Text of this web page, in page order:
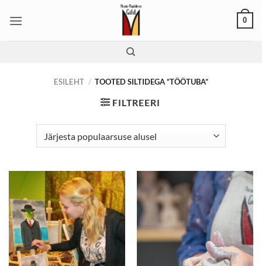
0
ESILEHT / TOOTED SILTIDEGA “TÖÖTUBA”
FILTREERI